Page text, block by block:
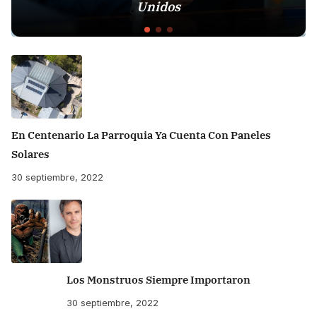
Unidos
En Centenario La Parroquia Ya Cuenta Con Paneles
Solares
30 septiembre, 2022
Los Monstruos Siempre Importaron
30 septiembre, 2022